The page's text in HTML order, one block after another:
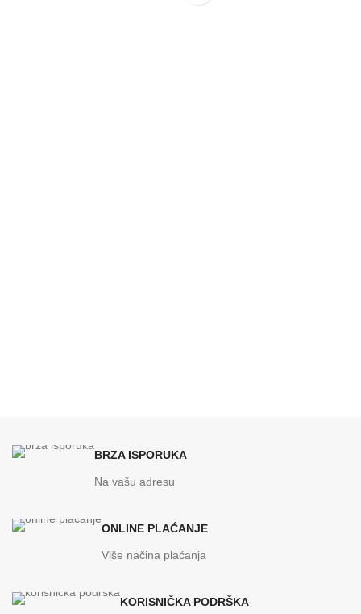
BRZA ISPORUKA
Na vašu adresu
ONLINE PLAĆANJE
Više načina plaćanja
KORISNIČKA PODRŠKA